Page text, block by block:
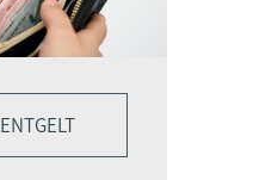
ENTGELT